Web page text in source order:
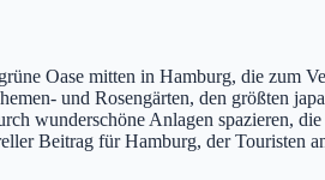
Oase mitten in Hamburg, die zum
und Rosengärten, den größten
wunderschöne Anlagen spazieren,
Beitrag für Hamburg, der Touristen